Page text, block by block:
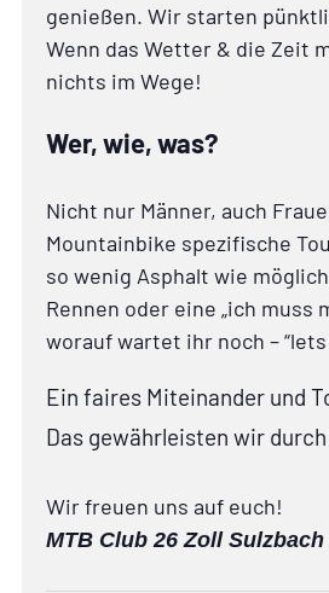
genießen. Wir starten
Wenn das Wetter & die Zeit
nichts im Wege!
Wer, wie, was?
Nicht nur Männer, auch
Mountainbike spezifische
so wenig Asphalt wie
Rennen oder eine „ich muss
worauf wartet ihr noch –
Ein faires Miteinander und
Das gewährleisten wir
Wir freuen uns auf euch!
MTB Club 26 Zoll Sulzbach